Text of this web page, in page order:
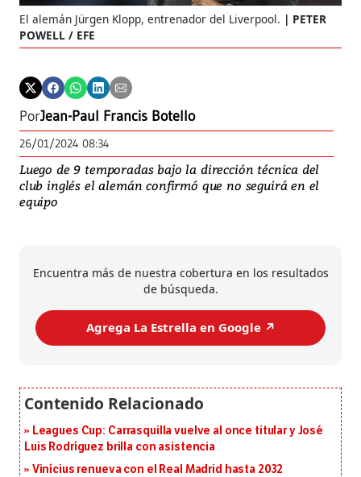
El alemán Jürgen Klopp, entrenador del Liverpool.
PETER
POWELL / EFE
PorJean-Paul Francis Botello
26/01/2024 08:34
Luego de 9 temporadas bajo la dirección técnica del
club inglés el alemán confirmó que no seguirá en el
equipo
Encuentra más de nuestra cobertura en los resultados
de búsqueda.
Agrega La Estrella en Google ↗️
Leagues Cup: Carrasquilla vuelve al once titular y José
Luis Rodríguez brilla con asistencia
Vinícius renueva con el Real Madrid hasta 2032